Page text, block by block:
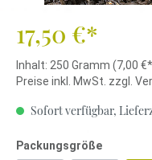
17,50 €*
Inhalt: 250 Gramm (7,00
Preise inkl. MwSt. zzgl.
Sofort verfügbar,
Packungsgröße